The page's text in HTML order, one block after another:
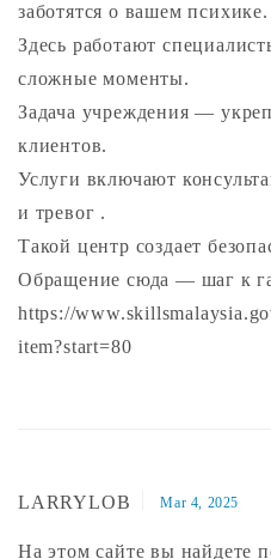
заботятся о вашем психике.
Здесь работают
сложные моменты.
Задача учреждения —
клиентов.
Услуги включают
и тревог .
Такой центр создает
Обращение сюда — шаг к
https://
item?start=80
LARRYLOB Mar 4, 2025
На этом сайте вы найдете